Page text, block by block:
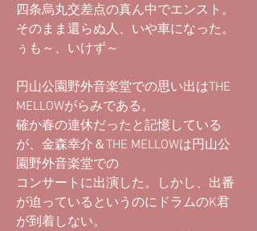
四条烏丸交差点の真ん中でエンスト。
そのまま還らぬ人、いや車になった。
ぅも～、いけず～
円山公園野外音楽堂での思い出はTHE
MELLOWがらみである。
確か春の連休だったと記憶している
が、金森幸介＆THE MELLOWは円山公
園野外音楽堂での
コンサートに出演した。しかし、出番
が迫っているというのにドラムのK君
が到着しない。